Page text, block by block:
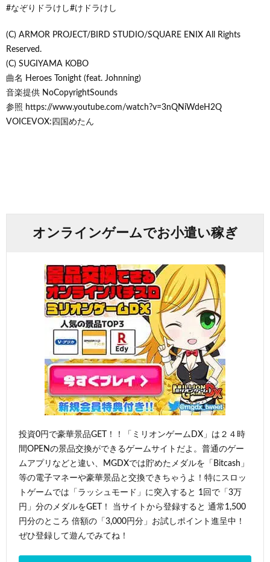
#なぞりドラけし#けドラけし
(C) ARMOR PROJECT/BIRD STUDIO/SQUARE ENIX All Rights
Reserved.
(C) SUGIYAMA KOBO
曲名 Heroes Tonight (feat. Johnning)
音楽提供 NoCopyrightSounds
参照 https://www.youtube.com/watch?v=3nQNiWdeH2Q
VOICEVOX:四国めたん
オンラインゲームでお小遣い稼ぎ
投資0円で豪華景品GET！！「ミリオンゲームDX」は２４時
間OPENの景品交換ができるゲームサイトだよ。普通のゲー
ムアプリなどと違い、MGDXでは貯めたメダルを「Bitcash」
等の電子マネーや豪華景品と交換できちゃうよ！特にスロッ
トゲームでは「ラッシュモード」に突入すると 1回で「3万
円」分のメダルをGET！ 当サイトから登録すると 通常1,500
円分のところ 倍額の「3,000円分」お試しポイント進呈中！
ぜひ登録して遊んでみてね！